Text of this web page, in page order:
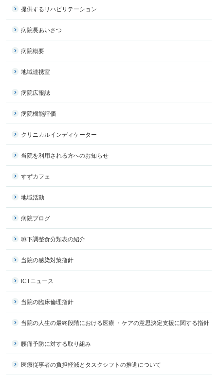
提供するリハビリテーション
病院長あいさつ
病院概要
地域連携室
病院広報誌
病院機能評価
クリニカルインディケーター
当院を利用される方へのお知らせ
すずカフェ
地域活動
病院ブログ
嚥下調整食分類表の紹介
当院の感染対策指針
ICTニュース
当院の臨床倫理指針
当院の人生の最終段階における医療 ・ケアの意思決定支援に関する指針
腰痛予防に対する取り組み
医療従事者の負担軽減とタスクシフトの推進について